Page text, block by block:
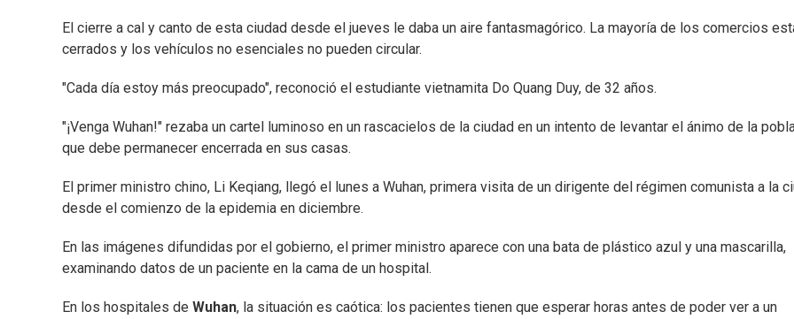
El cierre a cal y canto de esta ciudad desde el jueves le daba un aire fantasmagórico. La mayoría de los comercios
cerrados y los vehículos no esenciales no pueden circular.
"Cada día estoy más preocupado", reconoció el estudiante vietnamita Do Quang Duy, de 32 años.
"¡Venga Wuhan!" rezaba un cartel luminoso en un rascacielos de la ciudad en un intento de levantar el ánimo de la
que debe permanecer encerrada en sus casas.
El primer ministro chino, Li Keqiang, llegó el lunes a Wuhan, primera visita de un dirigente del régimen comunista a la
desde el comienzo de la epidemia en diciembre.
En las imágenes difundidas por el gobierno, el primer ministro aparece con una bata de plástico azul y una mascarilla,
examinando datos de un paciente en la cama de un hospital.
En los hospitales de Wuhan, la situación es caótica: los pacientes tienen que esperar horas antes de poder ver a un